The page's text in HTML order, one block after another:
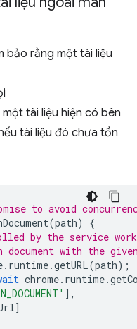
bảo rằng một tài liệu
tài liệu hiện có bên
tài liệu đó chưa tồn
to avoid
(path)
{
by the service
with the
. runtime.getURL(path);
chrome. runtime.
],
]